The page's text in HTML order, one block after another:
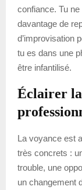
confiance. Tu
davantage de
d’improvisation
tu es dans une
être infantilisé.
Éclairer la
La voyance est
très concrets :
trouble, une
un changement